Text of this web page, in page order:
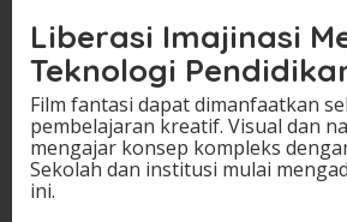
Liberasi Imajinasi
Teknologi
Film fantasi dapat dimanfaatkan
pembelajaran kreatif. Visual dan
mengajar konsep kompleks
Sekolah dan institusi mulai
ini.